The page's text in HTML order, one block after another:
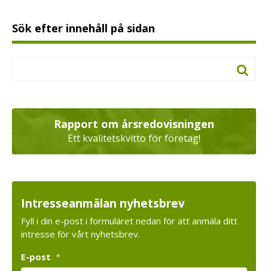
Sök efter innehåll på sidan
Rapport om årsredovisningen
Ett kvalitetskvitto för företag!
Intresseanmälan nyhetsbrev
Fyll i din e-post i formuläret nedan för att anmäla ditt
intresse för vårt nyhetsbrev.
E-post *